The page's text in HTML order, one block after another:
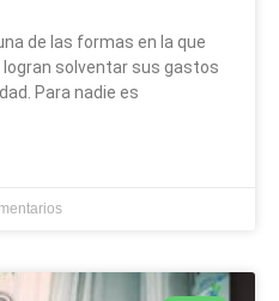
de las formas en la que
solventar sus gastos
Para nadie es